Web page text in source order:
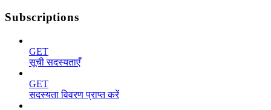
Subscriptions
GET
सूची सदस्यताएँ
GET
सदस्यता विवरण प्राप्त करें